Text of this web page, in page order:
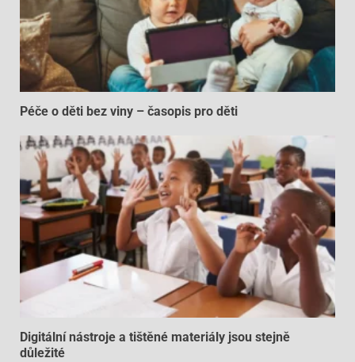
Péče o děti bez viny – časopis pro děti
Digitální nástroje a tištěné materiály jsou stejně
důležité